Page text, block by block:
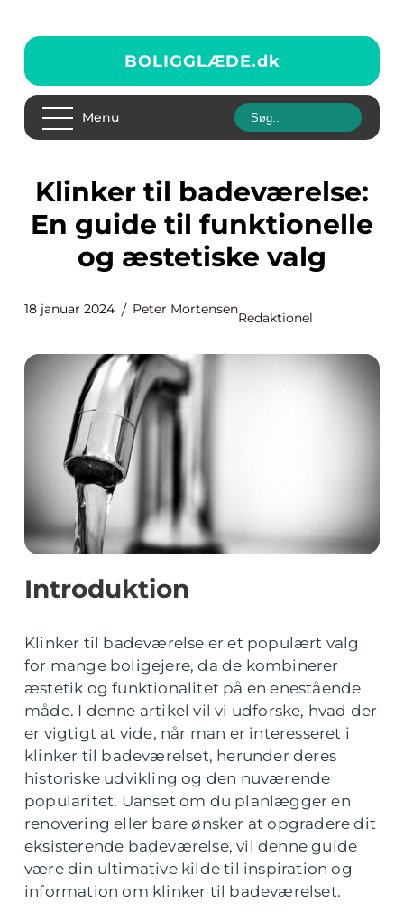
BOLIGGLÆDE.dk
Menu
Klinker til badeværelse:
En guide til funktionelle
og æstetiske valg
18 januar 2024 Peter Mortensen
Redaktionel
Introduktion
Klinker til badeværelse er et populært valg
for mange boligejere, da de kombinerer
æstetik og funktionalitet på en enestående
måde. I denne artikel vil vi udforske, hvad der
er vigtigt at vide, når man er interesseret i
klinker til badeværelset, herunder deres
historiske udvikling og den nuværende
popularitet. Uanset om du planlægger en
renovering eller bare ønsker at opgradere dit
eksisterende badeværelse, vil denne guide
være din ultimative kilde til inspiration og
information om klinker til badeværelset.